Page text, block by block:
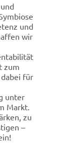
und
wir
zum
für
unter
Markt.
zu
–